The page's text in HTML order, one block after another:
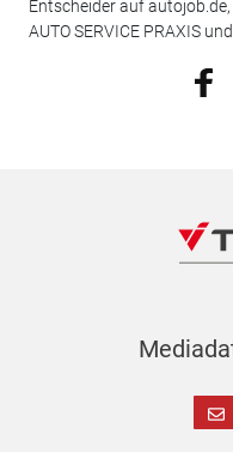
Entscheider auf
AUTO SERVICE PRAXIS